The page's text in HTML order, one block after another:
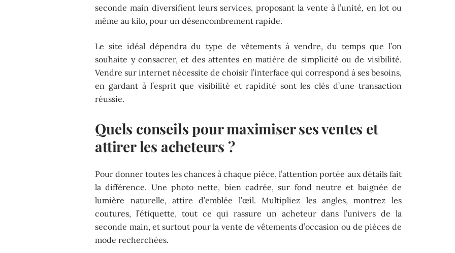
seconde main diversifient leurs services, proposant la vente à l’unité, en lot ou
même au kilo, pour un désencombrement rapide.
Le site idéal dépendra du type de vêtements à vendre, du temps que l’on
souhaite y consacrer, et des attentes en matière de simplicité ou de visibilité.
Vendre sur internet nécessite de choisir l’interface qui correspond à ses besoins,
en gardant à l’esprit que visibilité et rapidité sont les clés d’une transaction
réussie.
Quels conseils pour maximiser ses ventes et
attirer les acheteurs ?
Pour donner toutes les chances à chaque pièce, l’attention portée aux détails fait
la différence. Une photo nette, bien cadrée, sur fond neutre et baignée de
lumière naturelle, attire d’emblée l’œil. Multipliez les angles, montrez les
coutures, l’étiquette, tout ce qui rassure un acheteur dans l’univers de la
seconde main, et surtout pour la vente de vêtements d’occasion ou de pièces de
mode recherchées.